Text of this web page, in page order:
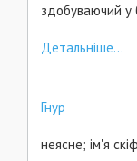
здобуваючий у
Детальніше...
Гнур
неясне; ім'я